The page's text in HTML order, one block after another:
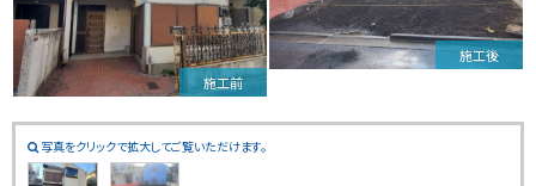
施工前
施工後
写真をクリックで拡大してご覧いただけます。